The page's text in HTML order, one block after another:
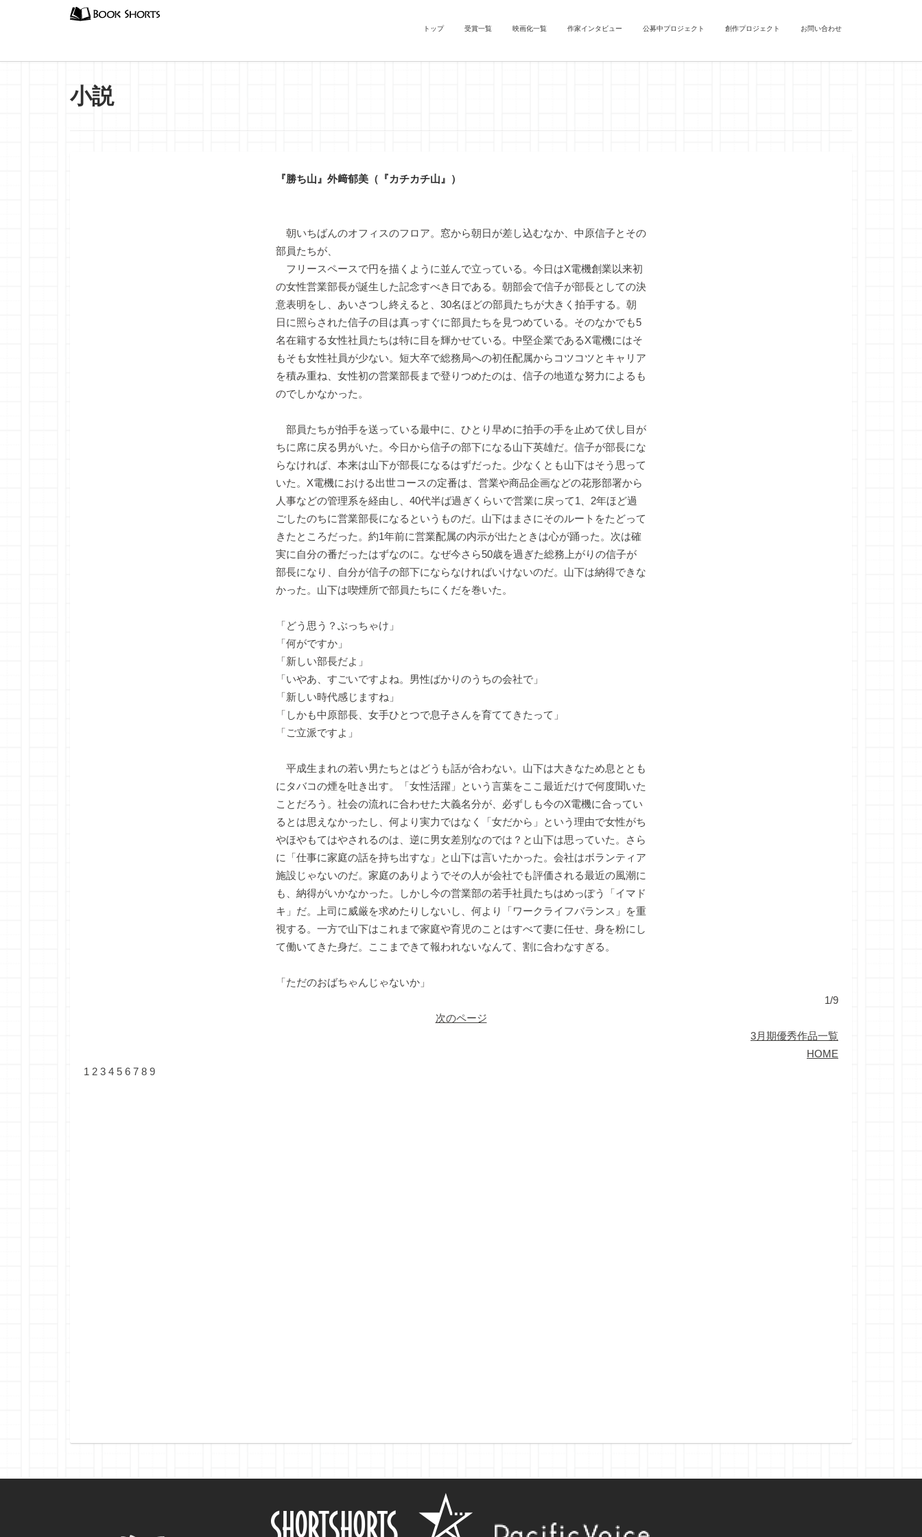
トップ 受賞一覧 映画化一覧 作家インタビュー 公募中プロジェクト 創作プロジェクト お問い合わせ
小説
『勝ち山』外﨑郁美（『カチカチ山』）
朝いちばんのオフィスのフロア。窓から朝日が差し込むなか、中原信子とその
部員たちが、
フリースペースで円を描くように並んで立っている。今日はX電機創業以来初
の女性営業部長が誕生した記念すべき日である。朝部会で信子が部長としての決
意表明をし、あいさつし終えると、30名ほどの部員たちが大きく拍手する。朝
日に照らされた信子の目は真っすぐに部員たちを見つめている。そのなかでも5
名在籍する女性社員たちは特に目を輝かせている。中堅企業であるX電機にはそ
もそも女性社員が少ない。短大卒で総務局への初任配属からコツコツとキャリア
を積み重ね、女性初の営業部長まで登りつめたのは、信子の地道な努力によるも
のでしかなかった。
部員たちが拍手を送っている最中に、ひとり早めに拍手の手を止めて伏し目が
ちに席に戻る男がいた。今日から信子の部下になる山下英雄だ。信子が部長にな
らなければ、本来は山下が部長になるはずだった。少なくとも山下はそう思って
いた。X電機における出世コースの定番は、営業や商品企画などの花形部署から
人事などの管理系を経由し、40代半ば過ぎくらいで営業に戻って1、2年ほど過
ごしたのちに営業部長になるというものだ。山下はまさにそのルートをたどって
きたところだった。約1年前に営業配属の内示が出たときは心が踊った。次は確
実に自分の番だったはずなのに。なぜ今さら50歳を過ぎた総務上がりの信子が
部長になり、自分が信子の部下にならなければいけないのだ。山下は納得できな
かった。山下は喫煙所で部員たちにくだを巻いた。
「どう思う？ぶっちゃけ」
「何がですか」
「新しい部長だよ」
「いやあ、すごいですよね。男性ばかりのうちの会社で」
「新しい時代感じますね」
「しかも中原部長、女手ひとつで息子さんを育ててきたって」
「ご立派ですよ」
平成生まれの若い男たちとはどうも話が合わない。山下は大きなため息ととも
にタバコの煙を吐き出す。「女性活躍」という言葉をここ最近だけで何度聞いた
ことだろう。社会の流れに合わせた大義名分が、必ずしも今のX電機に合ってい
るとは思えなかったし、何より実力ではなく「女だから」という理由で女性がち
やほやもてはやされるのは、逆に男女差別なのでは？と山下は思っていた。さら
に「仕事に家庭の話を持ち出すな」と山下は言いたかった。会社はボランティア
施設じゃないのだ。家庭のありようでその人が会社でも評価される最近の風潮に
も、納得がいかなかった。しかし今の営業部の若手社員たちはめっぽう「イマド
キ」だ。上司に威厳を求めたりしないし、何より「ワークライフバランス」を重
視する。一方で山下はこれまで家庭や育児のことはすべて妻に任せ、身を粉にし
て働いてきた身だ。ここまできて報われないなんて、割に合わなすぎる。
「ただのおばちゃんじゃないか」
1/9
次のページ
3月期優秀作品一覧
HOME
1 2 3 4 5 6 7 8 9